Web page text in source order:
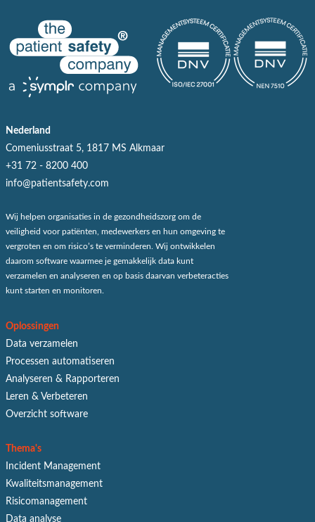
Nederland
Comeniusstraat 5, 1817 MS Alkmaar
+31 72 - 8200 400
info@patientsafety.com
Wij helpen organisaties in de gezondheidszorg om de
veiligheid voor patiënten, medewerkers en hun omgeving te
vergroten en om risico’s te verminderen. Wij ontwikkelen
daarom software waarmee je gemakkelijk data kunt
verzamelen en analyseren en op basis daarvan verbeteracties
kunt starten en monitoren.
Oplossingen
Data verzamelen
Processen automatiseren
Analyseren & Rapporteren
Leren & Verbeteren
Overzicht software
Thema's
Incident Management
Kwaliteitsmanagement
Risicomanagement
Data analyse